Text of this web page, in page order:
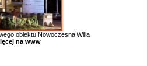
obiektu Nowoczesna Willa
na www